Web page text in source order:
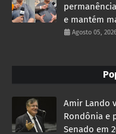
e mantém
Agosto 05,
Amir Lando
Rondônia e
Senado em